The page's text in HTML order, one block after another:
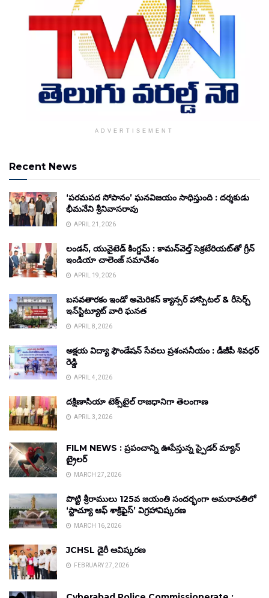
ADVERTISEMENT
Recent News
‘పరమపద సోపానం’ ఘనవిజయం సాధిస్తుంది : దర్శకుడు
భీమనేని శ్రీనివాసరావు
APRIL 21, 2026
లండన్, యునైటెడ్ కింగ్డమ్ : కామన్‌వెల్త్ సెక్రటేరియట్‌తో గ్రీన్
ఇండియా చాలెంజ్ సమావేశం
APRIL 19, 2026
బసవతారకం ఇండో అమెరికన్ క్యాన్సర్ హాస్పిటల్ & రీసెర్చ్
ఇన్‌స్టిట్యూట్ వారి ఘనత
APRIL 8, 2026
అక్షయ విద్యా ఫౌండేషన్ సేవలు ప్రశంసనీయం : డీజీపీ శివధర్
రెడ్డి
APRIL 4, 2026
దక్షిణాసియా టెక్స్‌టైల్ రాజధానిగా తెలంగాణ
APRIL 3, 2026
FILM NEWS : ప్రపంచాన్ని ఊపేస్తున్న స్పైడర్ మ్యాన్
ట్రైలర్
MARCH 27, 2026
పొట్టి శ్రీరాములు 125వ జయంతి సందర్భంగా అమరావతిలో
‘స్టాచ్యూ ఆఫ్ శాక్రిఫైస్’ విగ్రహావిష్కరణ
MARCH 16, 2026
JCHSL డైరీ ఆవిష్కరణ
FEBRUARY 27, 2026